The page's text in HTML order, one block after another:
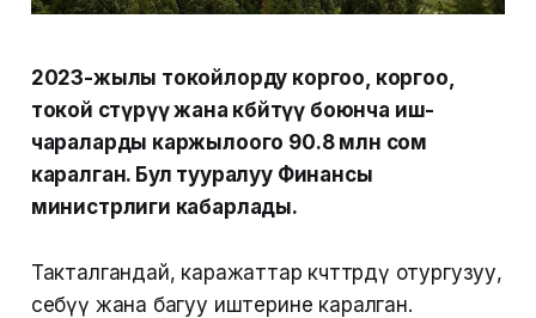
2023-жылы токойлорду коргоо, коргоо,
токой өстүрүү жана көбөйтүү боюнча иш-
чараларды каржылоого 90.8 млн сом
каралган. Бул тууралуу Финансы
министрлиги кабарлады.
Такталгандай, каражаттар көчөттөрдү отургузуу,
себүү жана багуу иштерине каралган.